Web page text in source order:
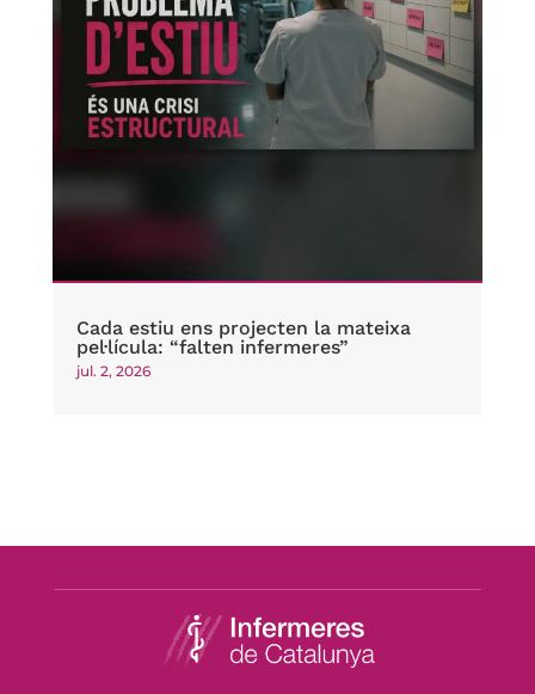
Cada estiu ens projecten la mateixa
pel·lícula: “falten infermeres”
jul. 2, 2026